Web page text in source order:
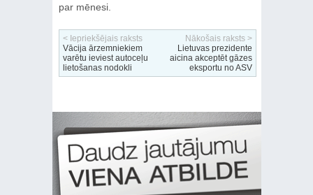
par mēnesi.
< Iepriekšējais raksts
Vācija ārzemniekiem
varētu ieviest autoceļu
lietošanas nodokli
Nākošais raksts >
Lietuvas prezidente
aicina akceptēt gāzes
eksportu no ASV